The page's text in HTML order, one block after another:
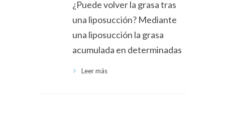
¿Puede volver la grasa tras
una liposucción? Mediante
una liposucción la grasa
acumulada en determinadas
Leer más